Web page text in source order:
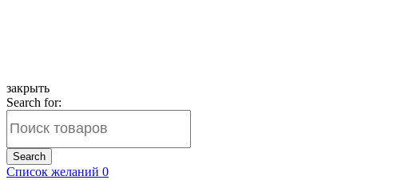
закрыть
Search for:
Search
Список желаний 0